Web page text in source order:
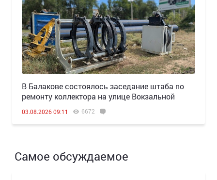
В Балакове состоялось заседание штаба по
ремонту коллектора на улице Вокзальной
03.08.2026 09:11 6672
Самое обсуждаемое